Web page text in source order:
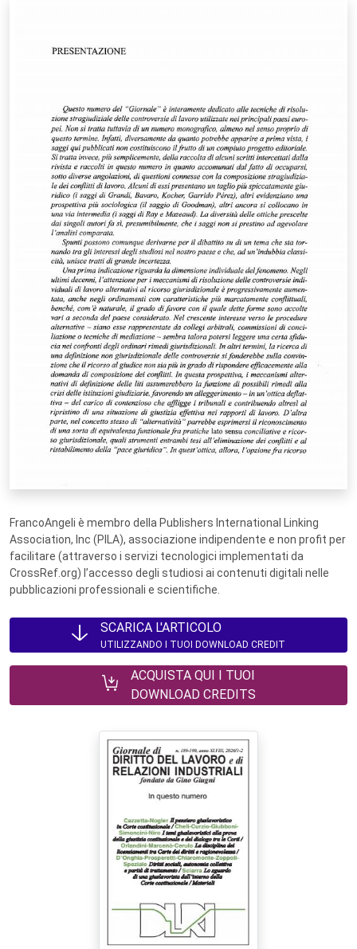
FrancoAngeli è membro della Publishers International Linking
Association, Inc (PILA), associazione indipendente e non profit per
facilitare (attraverso i servizi tecnologici implementati da
CrossRef.org) l’accesso degli studiosi ai contenuti digitali nelle
pubblicazioni professionali e scientifiche.
SCARICA L'ARTICOLO
UTILIZZANDO I TUOI DOWNLOAD CREDIT
ACQUISTA QUI I TUOI
DOWNLOAD CREDITS